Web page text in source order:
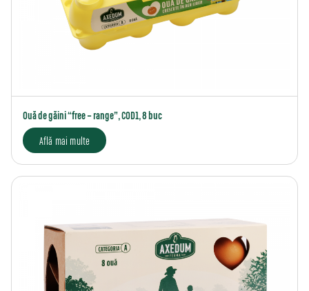
Ouă de găini “free – range”, COD1, 8 buc
Află mai multe